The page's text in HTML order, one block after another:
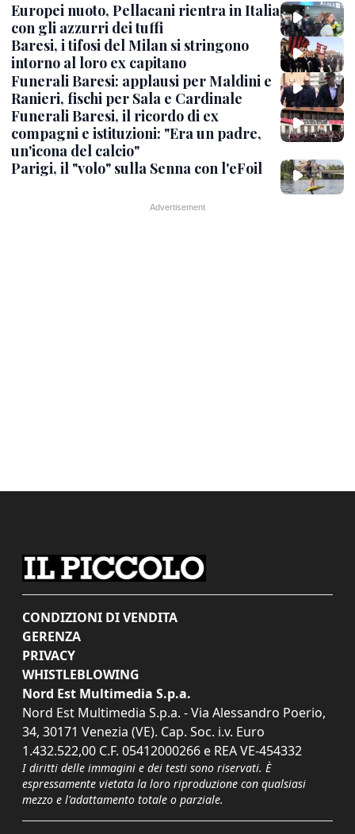
Europei nuoto, Pellacani rientra in Italia
con gli azzurri dei tuffi
Baresi, i tifosi del Milan si stringono
intorno al loro ex capitano
Funerali Baresi: applausi per Maldini e
Ranieri, fischi per Sala e Cardinale
Funerali Baresi, il ricordo di ex
compagni e istituzioni: "Era un padre,
un'icona del calcio"
Parigi, il "volo" sulla Senna con l'eFoil
CONDIZIONI DI VENDITA
GERENZA
PRIVACY
WHISTLEBLOWING
Nord Est Multimedia S.p.a.
Nord Est Multimedia S.p.a. - Via Alessandro Poerio,
34, 30171 Venezia (VE). Cap. Soc. i.v. Euro
1.432.522,00 C.F. 05412000266 e REA VE-454332
I diritti delle immagini e dei testi sono riservati. È
espressamente vietata la loro riproduzione con qualsiasi
mezzo e l'adattamento totale o parziale.